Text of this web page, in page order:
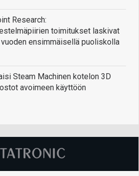
Research:
toimitukset laskivat
vuoden ensimmäisellä puoliskolla
Steam Machinen kotelon 3D
avoimeen käyttöön